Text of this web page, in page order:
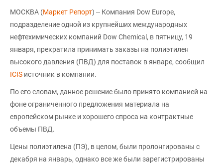
МОСКВА (Маркет Репорт) -- Компания Dow Europe,
подразделение одной из крупнейших международных
нефтехимических компаний Dow Chemical, в пятницу, 19
января, прекратила принимать заказы на полиэтилен
высокого давления (ПВД) для поставок в январе, сообщил
ICIS источник в компании.
По его словам, данное решение было принято компанией на
фоне ограниченного предложения материала на
европейском рынке и хорошего спроса на контрактные
объемы ПВД.
Цены полиэтилена (ПЭ), в целом, были пролонгированы с
декабря на январь, однако все же были зарегистрированы